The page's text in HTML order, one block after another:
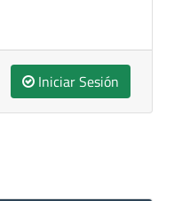
Iniciar Sesión